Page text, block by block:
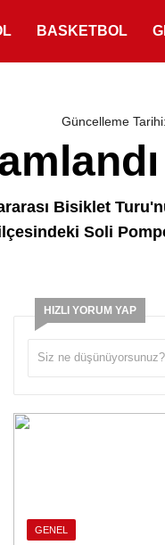
BASKETBOL
Güncelleme
Bisiklet
Soli
HIZLI YORUM YAP
GENEL